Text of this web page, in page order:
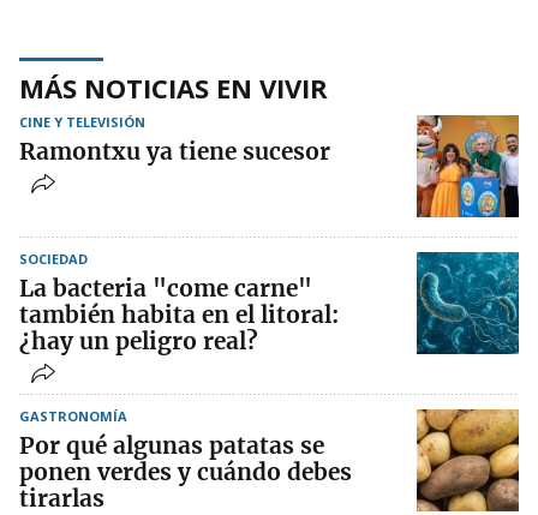
MÁS NOTICIAS EN VIVIR
CINE Y TELEVISIÓN
Ramontxu ya tiene sucesor
SOCIEDAD
La bacteria "come carne"
también habita en el litoral:
¿hay un peligro real?
GASTRONOMÍA
Por qué algunas patatas se
ponen verdes y cuándo debes
tirarlas